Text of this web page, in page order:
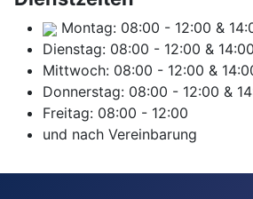
Montag: 08:00 - 12:00 &
Dienstag: 08:00 - 12:00 & 14:00
Mittwoch: 08:00 - 12:00 &
Donnerstag: 08:00 - 12:00 &
Freitag: 08:00 - 12:00
und nach Vereinbarung